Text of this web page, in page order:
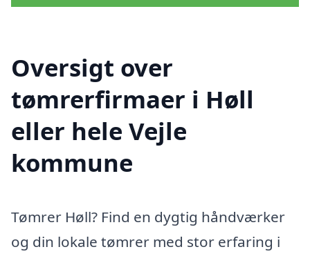
Oversigt over
tømrerfirmaer i Høll
eller hele Vejle
kommune
Tømrer Høll? Find en dygtig håndværker
og din lokale tømrer med stor erfaring i